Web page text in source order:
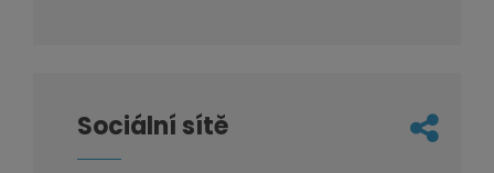
Sociální sítě